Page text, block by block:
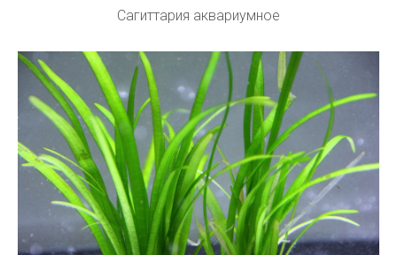
Сагиттария аквариумное